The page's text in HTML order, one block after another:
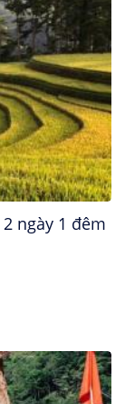
ngày 1 đêm